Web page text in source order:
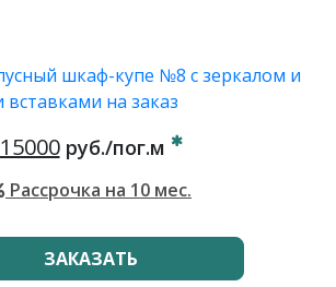
15000руб./пог.м
Рассрочка на 10 мес.
ЗАКАЗАТЬ